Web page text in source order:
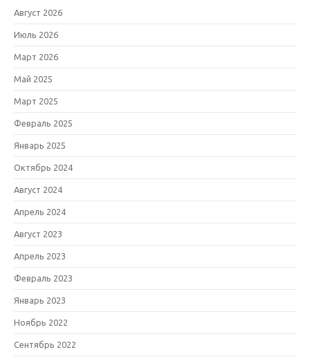
Август 2026
Июль 2026
Март 2026
Май 2025
Март 2025
Февраль 2025
Январь 2025
Октябрь 2024
Август 2024
Апрель 2024
Август 2023
Апрель 2023
Февраль 2023
Январь 2023
Ноябрь 2022
Сентябрь 2022